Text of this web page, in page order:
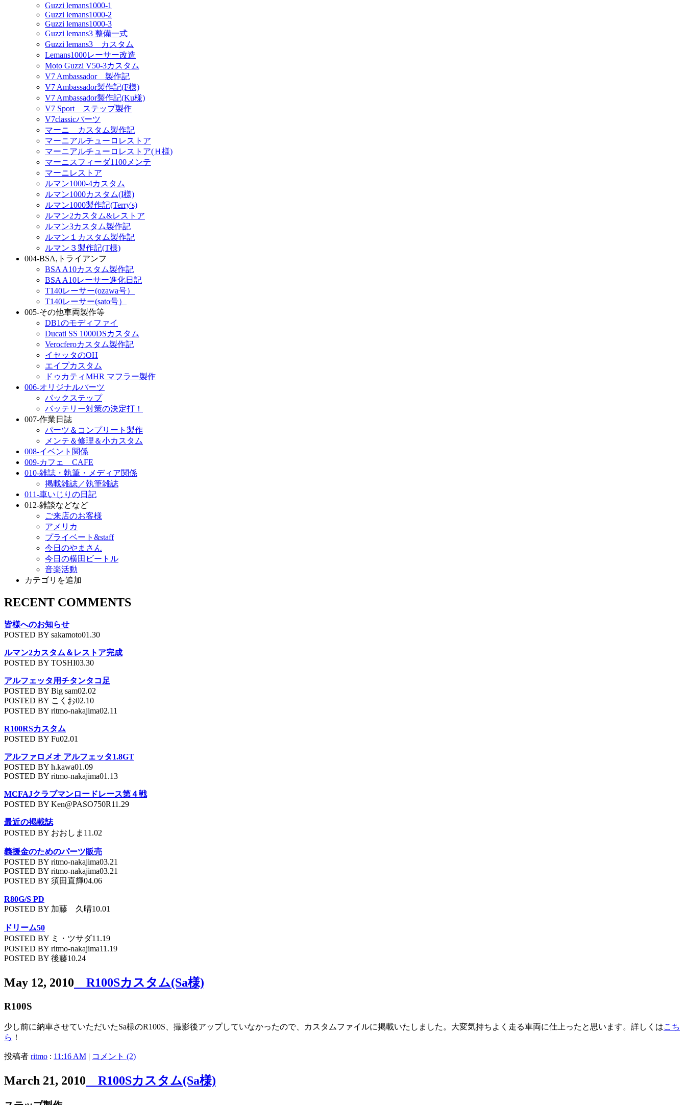
Guzzi lemans1000-1
Guzzi lemans1000-2
Guzzi lemans1000-3
Guzzi lemans3 整備一式
Guzzi lemans3 カスタム
Lemans1000レーサー改造
Moto Guzzi V50-3カスタム
V7 Ambassador 製作記
V7 Ambassador製作記(F様)
V7 Ambassador製作記(Ku様)
V7 Sport ステップ製作
V7classicパーツ
マーニ カスタム製作記
マーニアルチューロレストア
マーニアルチューロレストア(Ｈ様)
マーニスフィーダ1100メンテ
マーニレストア
ルマン1000-4カスタム
ルマン1000カスタム(I様)
ルマン1000製作記(Terry's)
ルマン2カスタム&レストア
ルマン3カスタム製作記
ルマン１カスタム製作記
ルマン３製作記(T様)
004-BSA,トライアンフ
BSA A10カスタム製作記
BSA A10レーサー進化日記
T140レーサー(ozawa号）
T140レーサー(sato号）
005-その他車両製作等
DB1のモディファイ
Ducati SS 1000DSカスタム
Verocferoカスタム製作記
イセッタのOH
エイプカスタム
ドゥカティMHR マフラー製作
006-オリジナルパーツ
バックステップ
バッテリー対策の決定打！
007-作業日誌
パーツ＆コンプリート製作
メンテ＆修理＆小カスタム
008-イベント関係
009-カフェ CAFE
010-雑誌・執筆・メディア関係
掲載雑誌／執筆雑誌
011-車いじりの日記
012-雑談などなど
ご来店のお客様
アメリカ
プライベート&staff
今日のやまさん
今日の横田ビートル
音楽活動
カテゴリを追加
RECENT COMMENTS
皆様へのお知らせ
POSTED BY sakamoto01.30
ルマン2カスタム＆レストア完成
POSTED BY TOSHI03.30
アルフェッタ用チタンタコ足
POSTED BY Big sam02.02
POSTED BY こくお02.10
POSTED BY ritmo-nakajima02.11
R100RSカスタム
POSTED BY Fu02.01
アルファロメオ アルフェッタ1.8GT
POSTED BY h.kawa01.09
POSTED BY ritmo-nakajima01.13
MCFAJクラブマンロードレース第４戦
POSTED BY Ken@PASO750R11.29
最近の掲載誌
POSTED BY おおしま11.02
義援金のためのパーツ販売
POSTED BY ritmo-nakajima03.21
POSTED BY ritmo-nakajima03.21
POSTED BY 須田直輝04.06
R80G/S PD
POSTED BY 加藤 久晴10.01
ドリーム50
POSTED BY ミ・ツサダ11.19
POSTED BY ritmo-nakajima11.19
POSTED BY 後藤10.24
May 12, 2010 R100Sカスタム(Sa様)
R100S
少し前に納車させていただいたSa様のR100S、撮影後アップしていなかったので、カスタムファイルに掲載いたしました。大変気持ちよく走る車両に仕上ったと思います。詳しくはこち
ら ！
投稿者 ritmo : 11:16 AM | コメント (2)
March 21, 2010 R100Sカスタム(Sa様)